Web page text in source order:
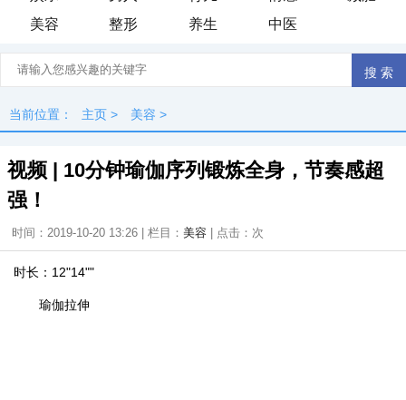
美容
整形 养生 中医
当前位置： 主页 > 美容 >
视频 | 10分钟瑜伽序列锻炼全身，节奏感超
强！
时间：2019-10-20 13:26 | 栏目： 美容 | 点击： 次
时长 ：12"14""
瑜伽拉伸